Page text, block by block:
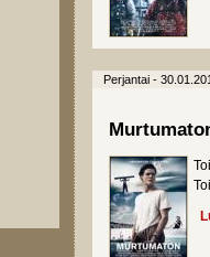
Perjantai -